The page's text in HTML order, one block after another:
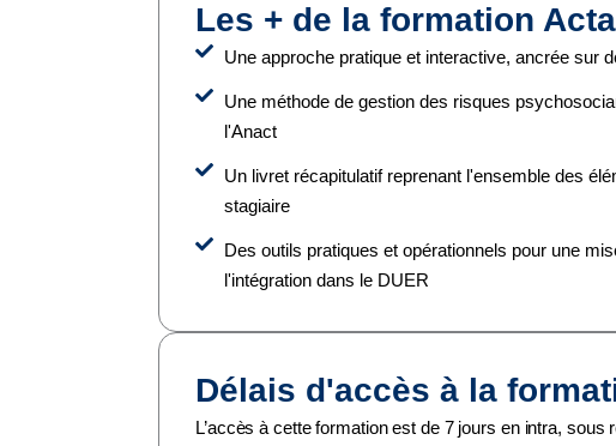
Les + de la formation
Une approche pratique et interactive, ancrée sur
Une méthode de gestion des risques
l'Anact
Un livret récapitulatif reprenant l'ensemble des
stagiaire
Des outils pratiques et opérationnels pour une
l'intégration dans le DUER
Délais d'accès à la
L’accès à cette formation est de 7 jours en intra,